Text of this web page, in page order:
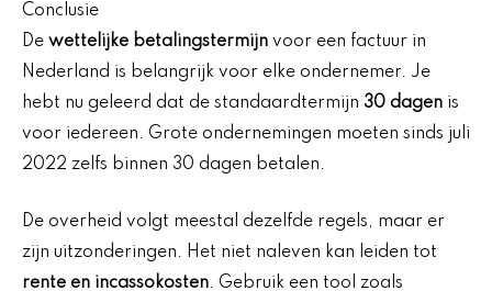
Conclusie
De wettelijke betalingstermijn voor een factuur in
Nederland is belangrijk voor elke ondernemer. Je
hebt nu geleerd dat de standaardtermijn 30 dagen is
voor iedereen. Grote ondernemingen moeten sinds juli
2022 zelfs binnen 30 dagen betalen.
De overheid volgt meestal dezelfde regels, maar er
zijn uitzonderingen. Het niet naleven kan leiden tot
rente en incassokosten. Gebruik een tool zoals